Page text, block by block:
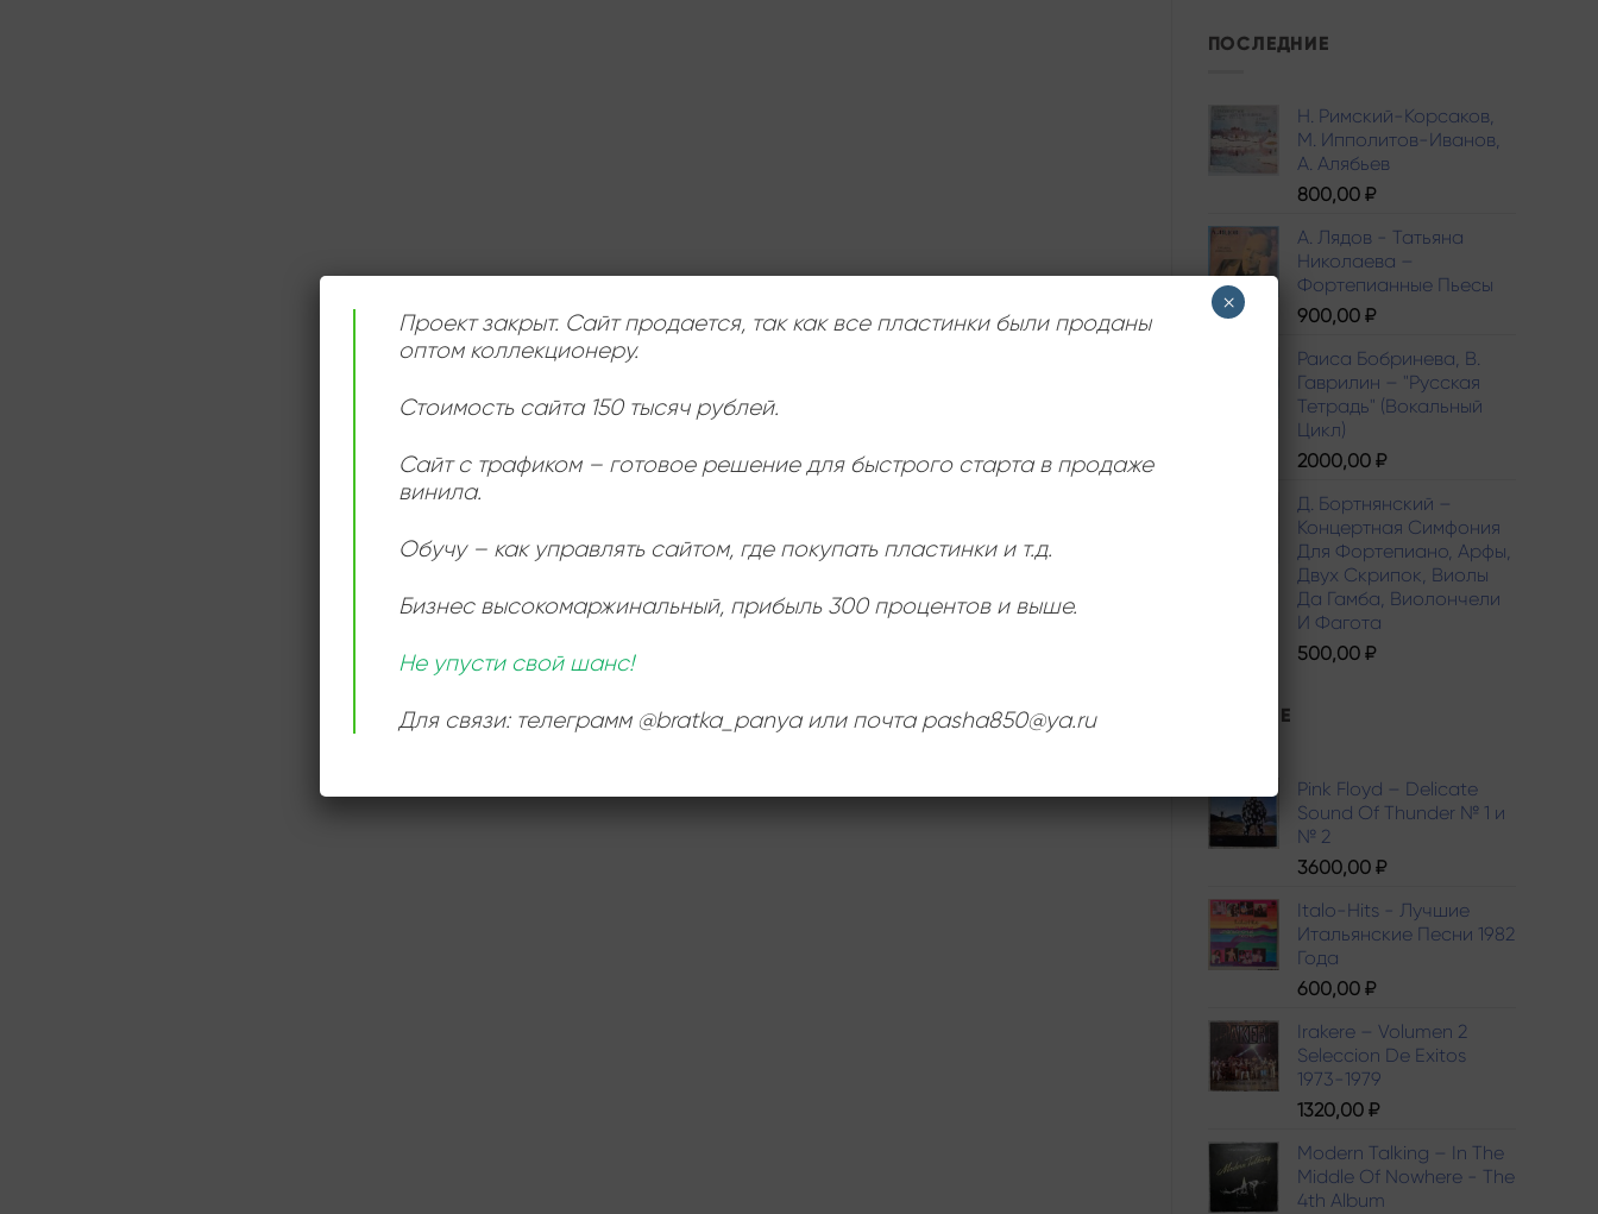
ПОСЛЕДНИЕ
Н. Римский-Корсаков,
М. Ипполитов-Иванов,
A. Алябьев
800,00 ₽
А. Лядов - Татьяна
Николаева –
Фортепианные Пьесы
900,00 ₽
Раиса Бобринева, В.
Гаврилин – "Русская
Тетрадь" (Вокальный
Цикл)
2000,00 ₽
Д. Бортнянский –
Концертная Симфония
Для Фортепиано, Арфы,
Двух Скрипок, Виолы
Да Гамба, Виолончели
И Фагота
500,00 ₽
ЛУЧШИЕ
Pink Floyd – Delicate
Sound Of Thunder № 1 и
№ 2
3600,00 ₽
Italo-Hits - Лучшие
Итальянские Песни 1982
Года
600,00 ₽
Irakere – Volumen 2
Seleccion De Exitos
1973-1979
1320,00 ₽
Modern Talking – In The
Middle Of Nowhere - The
4th Album
Проект закрыт. Сайт продается, так как все пластинки были проданы
оптом коллекционеру.
Стоимость сайта 150 тысяч рублей.
Сайт с трафиком – готовое решение для быстрого старта в продаже
винила.
Обучу – как управлять сайтом, где покупать пластинки и т.д.
Бизнес высокомаржинальный, прибыль 300 процентов и выше.
Не упусти свой шанс!
Для связи: телеграмм @bratka_panya или почта pasha850@ya.ru
×